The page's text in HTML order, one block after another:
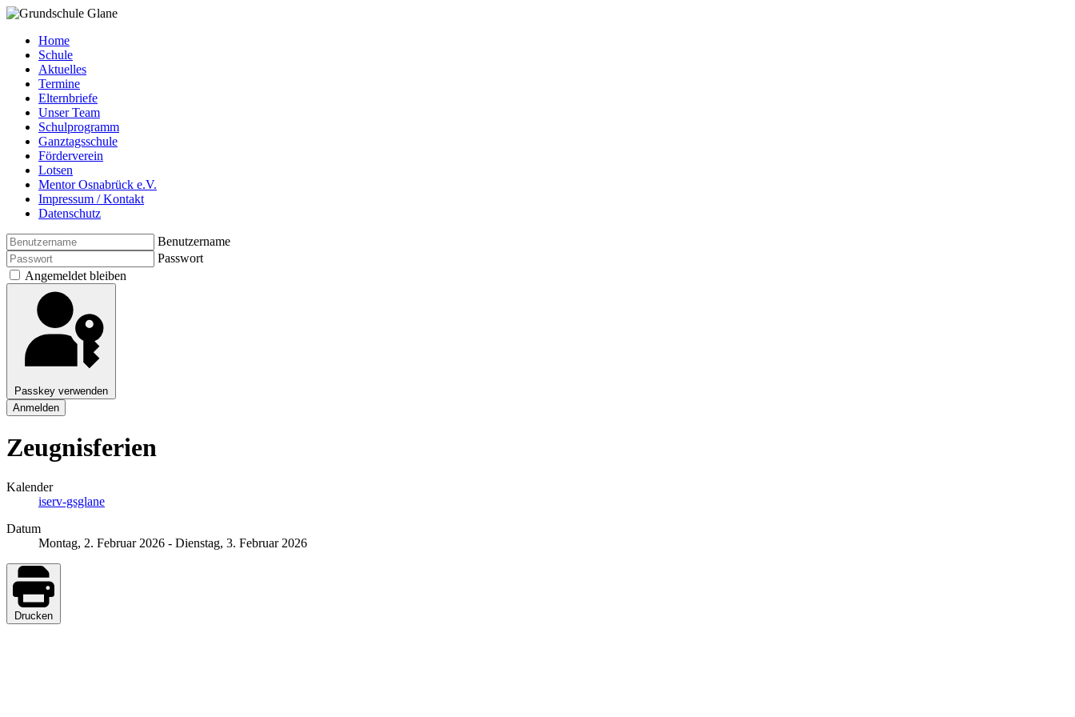
Home
Schule
Aktuelles
Termine
Elternbriefe
Unser Team
Schulprogramm
Ganztagsschule
Förderverein
Lotsen
Mentor Osnabrück e.V.
Impressum / Kontakt
Datenschutz
Benutzername
Passwort
Angemeldet bleiben
Passkey verwenden
Anmelden
Zeugnisferien
Kalender
iserv-gsglane
Datum
Montag, 2. Februar 2026 - Dienstag, 3. Februar 2026
Drucken